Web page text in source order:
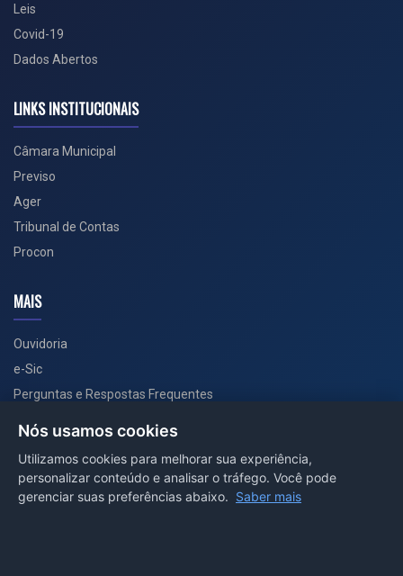
Leis
Covid-19
Dados Abertos
LINKS INSTITUCIONAIS
Câmara Municipal
Previso
Ager
Tribunal de Contas
Procon
MAIS
Ouvidoria
e-Sic
Perguntas e Respostas Frequentes
PORTAL COVID-19
Nós usamos cookies
Utilizamos cookies para melhorar sua experiência,
personalizar conteúdo e analisar o tráfego. Você pode
gerenciar suas preferências abaixo. Saber mais